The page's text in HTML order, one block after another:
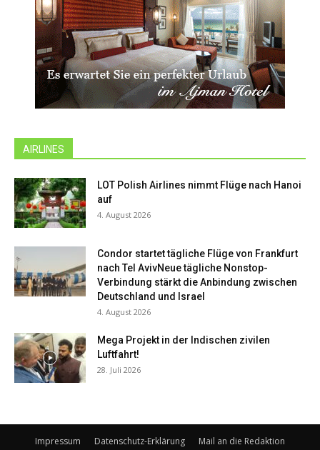
AIRLINES
LOT Polish Airlines nimmt Flüge nach Hanoi
auf
4. August 2026
Condor startet tägliche Flüge von Frankfurt
nach Tel AvivNeue tägliche Nonstop-
Verbindung stärkt die Anbindung zwischen
Deutschland und Israel
4. August 2026
Mega Projekt in der Indischen zivilen
Luftfahrt!
28. Juli 2026
Impressum Datenschutz-Erklärung Mail an die Redaktion